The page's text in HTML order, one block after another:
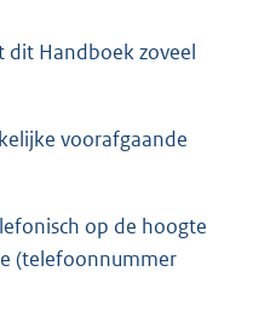
dit Handboek zoveel
voorafgaande
op de hoogte
(telefoonnummer